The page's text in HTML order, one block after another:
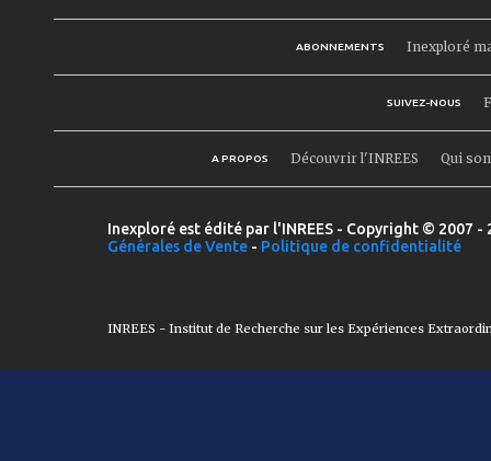
ABONNEMENTS Inexploré
SUIVEZ-NOUS
A PROPOS Découvrir l'INREES Qui
Inexploré est édité par l'INREES - Copyright © 2007
Générales de Vente - Politique de confidentialité
INREES - Institut de Recherche sur les Expériences